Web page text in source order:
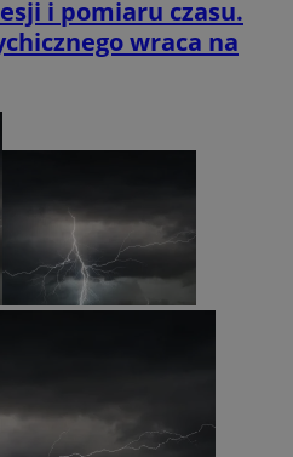
i pomiaru czasu.
wraca na